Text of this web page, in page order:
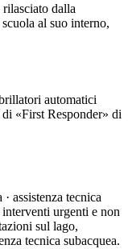
dalla
al suo interno,
automatici
«First Responder» di
assistenza tecnica
urgenti e non
sul lago,
tecnica subacquea.